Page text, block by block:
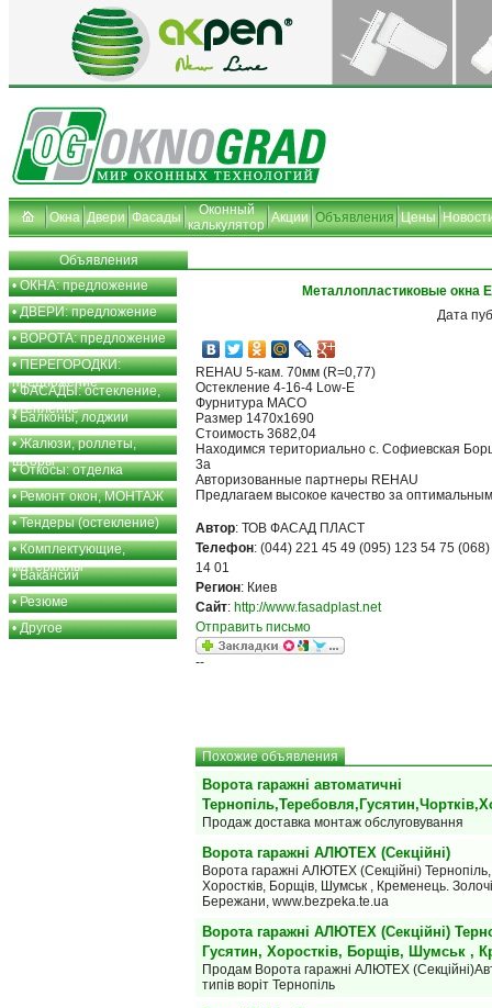
Окна Двери Фасады
Оконный
калькулятор Акции Объявления Цены
Объявления
•ОКНА: предложение
•ДВЕРИ: предложение
•ВОРОТА: предложение
•ПЕРЕГОРОДКИ:
предложение
•ФАСАДЫ: остекление,
утепление
•Балконы, лоджии
•Жалюзи, роллеты,
шторы
•Откосы: отделка
•Ремонт окон, МОНТАЖ
•Тендеры (остекление)
•Комплектующие,
материалы
•Вакансии
•Резюме
•Другое
Металлопластиковые окна
Дата
REHAU 5-кам. 70мм (R=0,77)
Остекление 4-16-4 Low-E
Фурнитура МАСО
Размер 1470x1690
Стоимость 3682,04
Находимся териториально с. Софиевская
3а
Авторизованные партнеры REHAU
Предлагаем высокое качество за
Автор: ТОВ ФАСАД ПЛАСТ
Телефон: (044) 221 45 49 (095) 123 54 75
14 01
Регион: Киев
Сайт: http://www.fasadplast.net
Отправить письмо
--
Похожие объявления
Ворота гаражні автоматичні
Продаж доставка монтаж обслуговування
Ворота гаражні АЛЮТЕХ (Секційні)
Ворота гаражні АЛЮТЕХ (Секційні) Тернопіль,
Хоростків, Борщів, Шумськ , Кременець.
Бережани, www.bezpeka.te.ua
Ворота гаражні АЛЮТЕХ (Секційні)
Гусятин, Хоростків, Борщів, Шумськ ,
Продам Ворота гаражні АЛЮТЕХ
типів воріт Тернопіль